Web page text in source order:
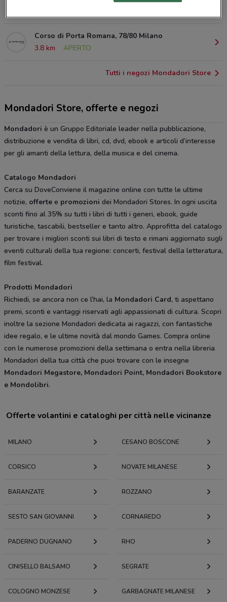
Corso di Porta Romana, 78/80 Milano
3.8 km
APERTO
Tutti i negozi Mondadori Store
Mondadori Store, offerte e negozi
Mondadori è un Gruppo Editoriale leader nella pubblicazione,
distribuzione e vendita di libri, cd, dvd, ebook e articoli d’interesse
per gli amanti della lettura, della musica e del cinema.
Catalogo Mondadori
Cerca su DoveConviene il magazine online con tutte le ultime
notizie, offerte e promozioni dei Mondadori Stores. In ogni uscita
sconti fino al 35% su tutti i libri di tutti i generi, ebook, guide
turistiche, tascabili, bestseller e tanto altro. Approfitta del catalogo
per trovare i migliori sconti sui libri di testo e rimani aggiornato sugli
eventi culturali della tua regione: concerti, festival della letteratura,
film festival.
Prodotti Mondadori
Richiedi, se ancora non ce l’hai, la Mondadori Card, ti aspettano
premi, sconti e vantaggi riservati agli appassionati di cultura. Scopri
inoltre la sezione Mondadori dedicata ai ragazzi, con fantastiche
idee regalo, e le ultime novità dal mondo Games. Compra online
con le numerose promozioni della settimana o entra nella libreria
Mondadori della tua città che puoi trovare con le insegne
Mondadori Megastore, Mondadori Point, Mondadori Bookstore
e Mondolibri.
Offerte volantini e cataloghi per città nelle vicinanze
MILANO CESANO BOSCONE
CORSICO NOVATE MILANESE
BARANZATE ROZZANO
SESTO SAN GIOVANNI CORNAREDO
PADERNO DUGNANO RHO
CINISELLO BALSAMO SEGRATE
COLOGNO MONZESE GARBAGNATE MILANESE